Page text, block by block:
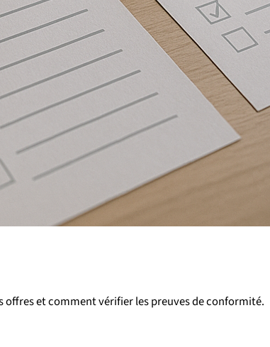
et comment vérifier les preuves de conformité.